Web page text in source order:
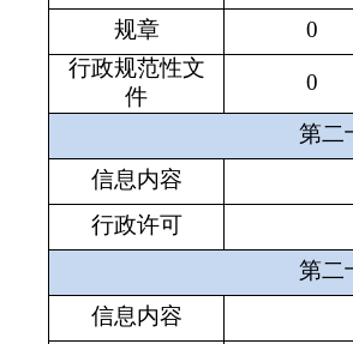
规章
0
行政规范性文
件
0
第二
信息内容
行政许可
第二
信息内容